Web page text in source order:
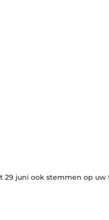
juni ook stemmen op uw